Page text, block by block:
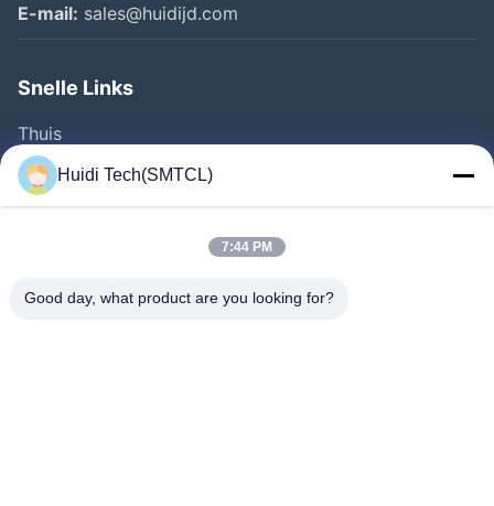
E-mail: sales@huidijd.com
Snelle Links
Thuis
Producten
Videos
Fabrieksreis
Huidi Tech(SMTCL)
7:44 PM
Good day, what product are you looking for?